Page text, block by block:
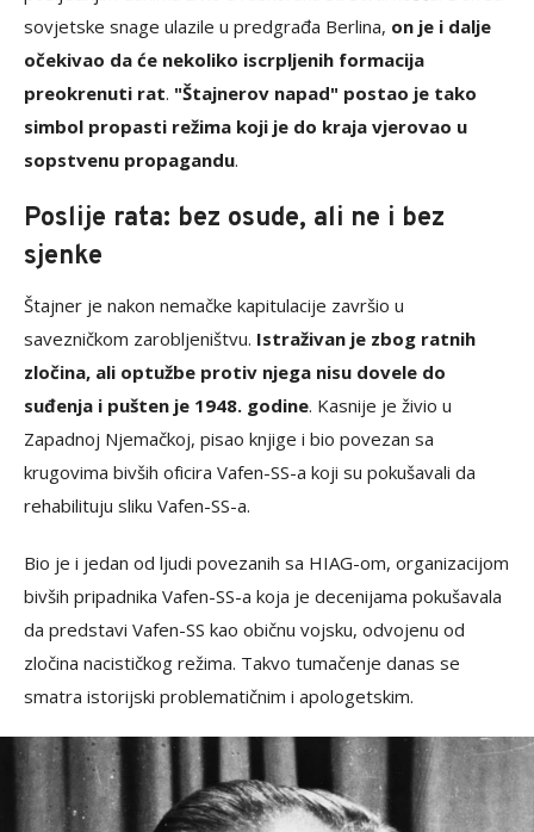
sovjetske snage ulazile u predgrađa Berlina, on je i dalje
očekivao da će nekoliko iscrpljenih formacija
preokrenuti rat. "Štajnerov napad" postao je tako
simbol propasti režima koji je do kraja vjerovao u
sopstvenu propagandu.
Poslije rata: bez osude, ali ne i bez
sjenke
Štajner je nakon nemačke kapitulacije završio u
savezničkom zarobljeništvu. Istraživan je zbog ratnih
zločina, ali optužbe protiv njega nisu dovele do
suđenja i pušten je 1948. godine. Kasnije je živio u
Zapadnoj Njemačkoj, pisao knjige i bio povezan sa
krugovima bivših oficira Vafen-SS-a koji su pokušavali da
rehabilituju sliku Vafen-SS-a.
Bio je i jedan od ljudi povezanih sa HIAG-om, organizacijom
bivših pripadnika Vafen-SS-a koja je decenijama pokušavala
da predstavi Vafen-SS kao običnu vojsku, odvojenu od
zločina nacističkog režima. Takvo tumačenje danas se
smatra istorijski problematičnim i apologetskim.